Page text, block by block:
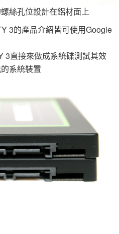
絲孔位設計在鋁材面上
3的產品介紹皆可使用Google
3直接來做成系統碟測試其效
系統裝置